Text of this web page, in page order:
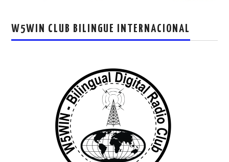
W5WIN CLUB BILINGUE INTERNACIONAL